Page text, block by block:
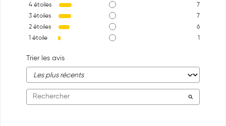
4 étoiles
7
3 étoiles
7
2 étoiles
6
1 étoile 1
Trier les avis